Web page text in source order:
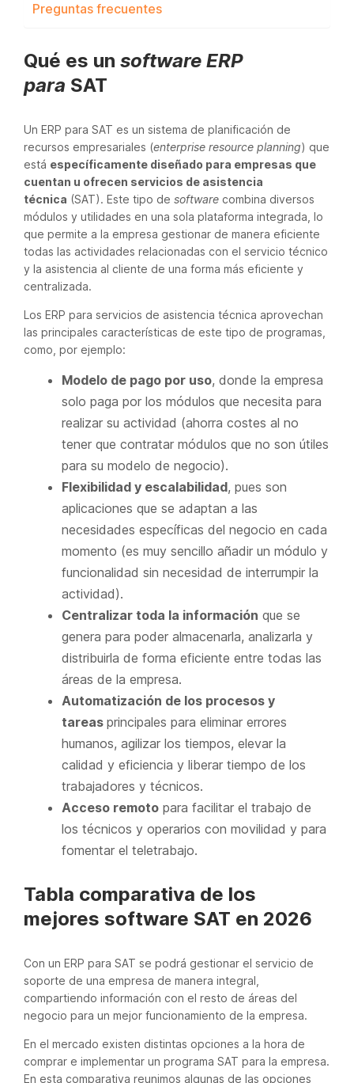
Preguntas frecuentes
Qué es un software ERP
para SAT
Un ERP para SAT es un sistema de planificación de
recursos empresariales (enterprise resource planning) que
está específicamente diseñado para empresas que
cuentan u ofrecen servicios de asistencia
técnica (SAT). Este tipo de software combina diversos
módulos y utilidades en una sola plataforma integrada, lo
que permite a la empresa gestionar de manera eficiente
todas las actividades relacionadas con el servicio técnico
y la asistencia al cliente de una forma más eficiente y
centralizada.
Los ERP para servicios de asistencia técnica aprovechan
las principales características de este tipo de programas,
como, por ejemplo:
Modelo de pago por uso, donde la empresa
solo paga por los módulos que necesita para
realizar su actividad (ahorra costes al no
tener que contratar módulos que no son útiles
para su modelo de negocio).
Flexibilidad y escalabilidad, pues son
aplicaciones que se adaptan a las
necesidades específicas del negocio en cada
momento (es muy sencillo añadir un módulo y
funcionalidad sin necesidad de interrumpir la
actividad).
Centralizar toda la información que se
genera para poder almacenarla, analizarla y
distribuirla de forma eficiente entre todas las
áreas de la empresa.
Automatización de los procesos y
tareas principales para eliminar errores
humanos, agilizar los tiempos, elevar la
calidad y eficiencia y liberar tiempo de los
trabajadores y técnicos.
Acceso remoto para facilitar el trabajo de
los técnicos y operarios con movilidad y para
fomentar el teletrabajo.
Tabla comparativa de los
mejores software SAT en 2026
Con un ERP para SAT se podrá gestionar el servicio de
soporte de una empresa de manera integral,
compartiendo información con el resto de áreas del
negocio para un mejor funcionamiento de la empresa.
En el mercado existen distintas opciones a la hora de
comprar e implementar un programa SAT para la empresa.
En esta comparativa reunimos algunas de las opciones